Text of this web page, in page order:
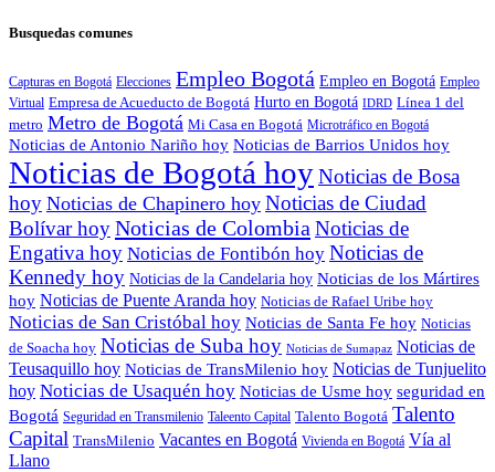
Busquedas comunes
Capturas en Bogotá Elecciones Empleo Bogotá Empleo en Bogotá Empleo
Virtual Empresa de Acueducto de Bogotá Hurto en Bogotá IDRD Línea 1 del
metro Metro de Bogotá Mi Casa en Bogotá Microtráfico en Bogotá
Noticias de Antonio Nariño hoy Noticias de Barrios Unidos hoy
Noticias de Bogotá hoyNoticias de Bosa
hoy Noticias de Chapinero hoy Noticias de Ciudad
Bolívar hoyNoticias de Colombia Noticias de
Engativa hoy Noticias de Fontibón hoy Noticias de
Kennedy hoy Noticias de la Candelaria hoy Noticias de los Mártires
hoy Noticias de Puente Aranda hoy Noticias de Rafael Uribe hoy
Noticias de San Cristóbal hoy Noticias de Santa Fe hoy Noticias
de Soacha hoy Noticias de Suba hoy Noticias de Sumapaz Noticias de
Teusaquillo hoy Noticias de TransMilenio hoy Noticias de Tunjuelito
hoy Noticias de Usaquén hoy Noticias de Usme hoy seguridad en
Bogotá Seguridad en Transmilenio Taleento Capital Talento Bogotá Talento
Capital TransMilenio Vacantes en Bogotá Vivienda en Bogotá Vía al
Llano